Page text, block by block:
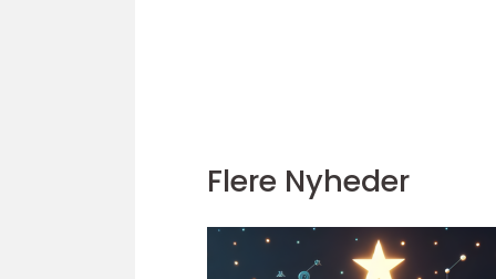
Flere Nyheder